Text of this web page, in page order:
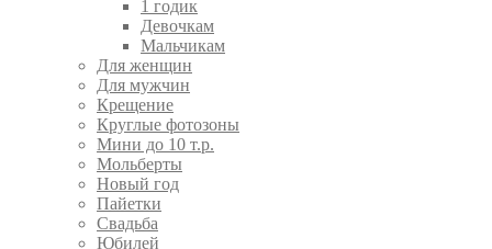
1 годик
Девочкам
Мальчикам
Для женщин
Для мужчин
Крещение
Круглые фотозоны
Мини до 10 т.р.
Мольберты
Новый год
Пайетки
Свадьба
Юбилей